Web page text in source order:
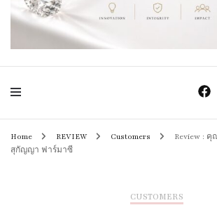
Sisterly
Positive Power Jewelry แหวนแต่งงาน เครื่องประดับผู้ห
Home REVIEW Customers
Review :
สุกัญญา ฟาร์มาซี
CUSTOMERS